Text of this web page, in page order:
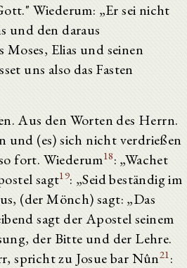
Wiederum: „Er sei nicht
und den daraus
Elias und seinen
uns also das Fasten
Aus den Worten des Herrn.
und (es) sich nicht verdrießen
fort. Wiederum18: „Wachet
sagt19: „Seid beständig im
(der Mönch) sagt: „Das
sagt der Apostel seinem
der Bitte und der Lehre.
spricht zu Josue bar Nûn21 :